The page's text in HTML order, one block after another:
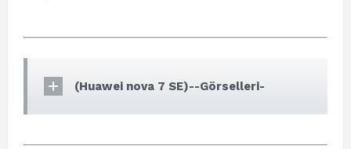
(Huawei nova 7 SE)--Görselleri-